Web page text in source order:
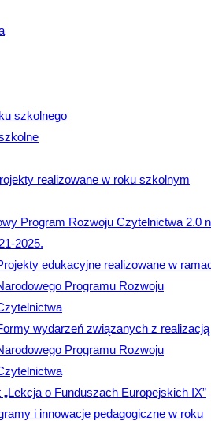
szkolnego
realizowane w roku szkolnym
Program Rozwoju Czytelnictwa 2.0
2025.
edukacyjne realizowane w
Programu Rozwoju
wydarzeń związanych z realizacją
Programu Rozwoju
„Lekcja o Funduszach Europejskich IX”
i innowacje pedagogiczne w roku